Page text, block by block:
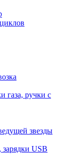
газа, ручки с
звезды
USB